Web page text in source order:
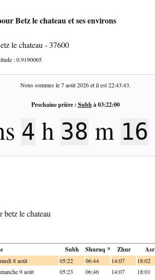
Betz le chateau et ses environs
le chateau - 37600
:0.9190065
Nous sommes le7 août 2026et il est22:43:44.
Prochaine prière : Subhà03:22:00
4 h 38 m 15
betz le chateau
Subh Shuruq * Zhur Asr
8 août 05:22 06:44 14:07 18:02
9 août 05:23 06:46 14:07 18:01